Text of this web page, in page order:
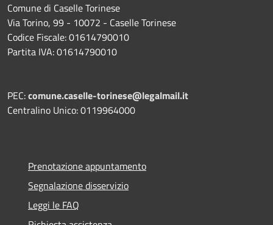
Comune di Caselle Torinese
Via Torino, 99 - 10072 - Caselle Torinese
Codice Fiscale: 01614790010
Partita IVA: 01614790010
PEC:comune.caselle-torinese@legalmail.it
Centralino Unico: 0119964000
Prenotazione appuntamento
Segnalazione disservizio
Leggi le FAQ